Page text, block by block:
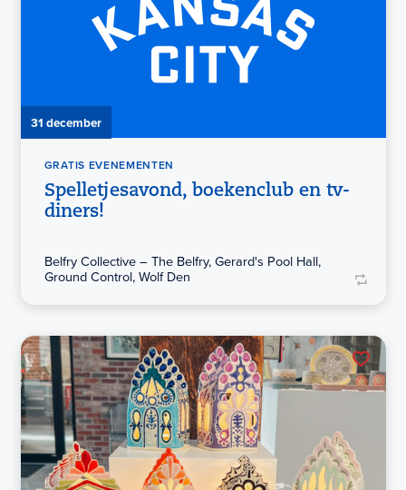
31 december
GRATIS EVENEMENTEN
Spelletjesavond, boekenclub en tv-
diners!
Belfry Collective – The Belfry, Gerard's Pool Hall,
Ground Control, Wolf Den